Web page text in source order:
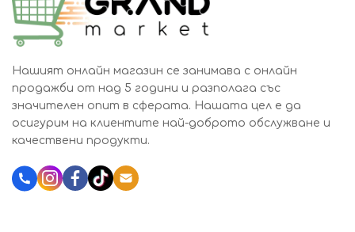
Нашият онлайн магазин се занимава с онлайн
продажби от над 5 години и разполага със
значителен опит в сферата. Нашата цел е да
осигурим на клиентите най-доброто обслужване и
качествени продукти.